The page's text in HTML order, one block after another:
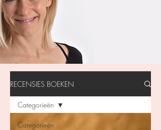
RECENSIES BOEKEN
Categorieën
Categorieën